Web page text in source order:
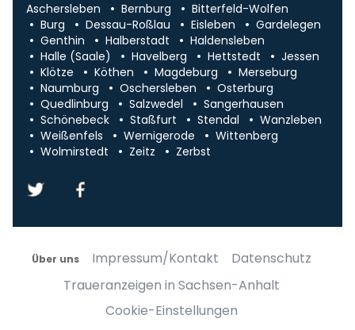
Aschersleben Bernburg
Bitterfeld-Wolfen
Burg
Dessau-Roßlau Eisleben
Gardelegen
Genthin
Halberstadt
Haldensleben
Halle (Saale)
Havelberg Hettstedt
Jessen
Klötze
Köthen Magdeburg
Merseburg
Naumburg
Oschersleben
Osterburg
Quedlinburg
Salzwedel
Sangerhausen
Schönebeck
Staßfurt Stendal
Wanzleben
Weißenfels
Wernigerode
Wittenberg
Wolmirstedt
Zeitz Zerbst
Über uns Impressum/Kontakt
Datenschutz
Traueranzeigen in Sachsen-Anhalt
Cookie-Einstellungen